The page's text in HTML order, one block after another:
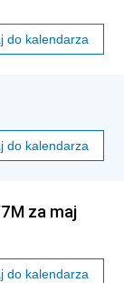
do kalendarza
do kalendarza
za maj
do kalendarza